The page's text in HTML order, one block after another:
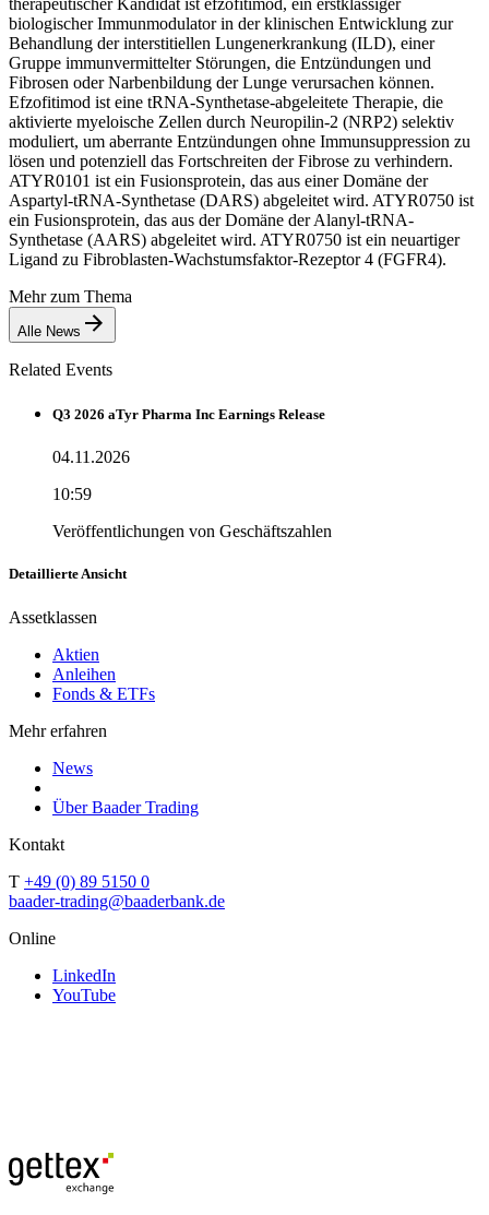
biologischer Immunmodulator in der klinischen Entwicklung zur
Behandlung der interstitiellen Lungenerkrankung (ILD), einer
Gruppe immunvermittelter Störungen, die Entzündungen und
Fibrosen oder Narbenbildung der Lunge verursachen können.
Efzofitimod ist eine tRNA-Synthetase-abgeleitete Therapie, die
aktivierte myeloische Zellen durch Neuropilin-2 (NRP2) selektiv
moduliert, um aberrante Entzündungen ohne Immunsuppression zu
lösen und potenziell das Fortschreiten der Fibrose zu verhindern.
ATYR0101 ist ein Fusionsprotein, das aus einer Domäne der
Aspartyl-tRNA-Synthetase (DARS) abgeleitet wird. ATYR0750 ist
ein Fusionsprotein, das aus der Domäne der Alanyl-tRNA-
Synthetase (AARS) abgeleitet wird. ATYR0750 ist ein neuartiger
Ligand zu Fibroblasten-Wachstumsfaktor-Rezeptor 4 (FGFR4).
Mehr zum Thema
Alle News
Related Events
Q3 2026 aTyr Pharma Inc Earnings Release
04.11.2026
10:59
Veröffentlichungen von Geschäftszahlen
Detaillierte Ansicht
Assetklassen
Aktien
Anleihen
Fonds & ETFs
Mehr erfahren
News
Über Baader Trading
Kontakt
T +49 (0) 89 5150 0
baader-trading@baaderbank.de
Online
LinkedIn
YouTube